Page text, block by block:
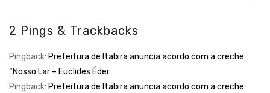
2 Pings & Trackbacks
Pingback: Prefeitura de Itabira anuncia acordo com a creche
“Nosso Lar – Euclides Éder
Pingback: Prefeitura de Itabira anuncia acordo com a creche